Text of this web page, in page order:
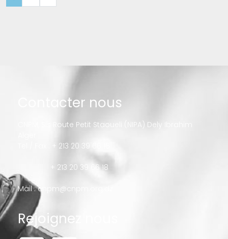
Contacter nous
CNPM, Sis Route Petit Staoueli (NIPA) Dely Ibrahim
Tel / Fax : + 213 20 39 66 16
+ 213 20 39 66 18
Mail :cnpm@cnpm.org.dz
Rejoignez nous